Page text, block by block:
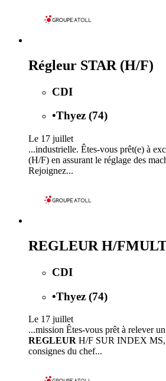
Régleur STAR (H/F)
CDI
•Thyez (74)
Le 17 juillet
...industrielle. Êtes-vous prêt(e) à
(H/F) en assurant le réglage des
Rejoignez...
REGLEUR H/
CDI
•Thyez (74)
Le 17 juillet
...mission Êtes-vous prêt à relever
REGLEUR H/F SUR INDEX MS,
consignes du chef...